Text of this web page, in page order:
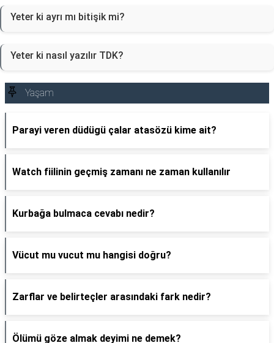
Yeter ki ayrı mı bitişik mi?
Yeter ki nasıl yazılır TDK?
Yaşam
Parayi veren düdügü çalar atasözü kime ait?
Watch fiilinin geçmiş zamanı ne zaman kullanılır
Kurbağa bulmaca cevabı nedir?
Vücut mu vucut mu hangisi doğru?
Zarflar ve belirteçler arasındaki fark nedir?
Ölümü göze almak deyimi ne demek?